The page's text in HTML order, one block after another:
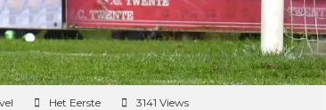
Het Eerste 3141 Views